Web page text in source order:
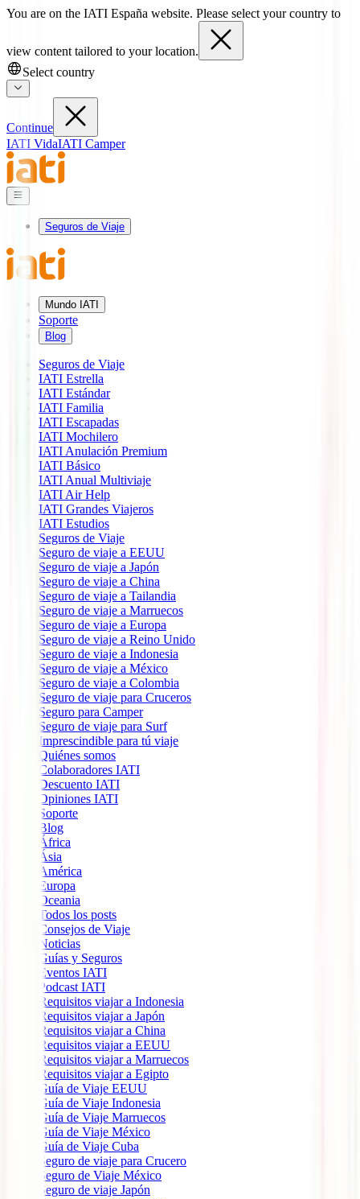
You are on the IATI España website. Please select your country to
view content tailored to your location.
Select country
Continue
IATI VidaIATI Camper
Seguros de Viaje
Mundo IATI
Soporte
Blog
Seguros de Viaje
IATI Estrella
IATI Estándar
IATI Familia
IATI Escapadas
IATI Mochilero
IATI Anulación Premium
IATI Básico
IATI Anual Multiviaje
IATI Air Help
IATI Grandes Viajeros
IATI Estudios
Seguros de Viaje
Seguro de viaje a EEUU
Seguro de viaje a Japón
Seguro de viaje a China
Seguro de viaje a Tailandia
Seguro de viaje a Marruecos
Seguro de viaje a Europa
Seguro de viaje a Reino Unido
Seguro de viaje a Indonesia
Seguro de viaje a México
Seguro de viaje a Colombia
Seguro de viaje para Cruceros
Seguro para Camper
Seguro de viaje para Surf
Imprescindible para tú viaje
Quiénes somos
Colaboradores IATI
Descuento IATI
Opiniones IATI
Soporte
Blog
África
Ásia
América
Europa
Oceania
Todos los posts
Consejos de Viaje
Noticias
Guías y Seguros
Eventos IATI
Podcast IATI
Requisitos viajar a Indonesia
Requisitos viajar a Japón
Requisitos viajar a China
Requisitos viajar a EEUU
Requisitos viajar a Marruecos
Requisitos viajar a Egipto
Guía de Viaje EEUU
Guía de Viaje Indonesia
Guía de Viaje Marruecos
Guía de Viaje México
Guía de Viaje Cuba
Seguro de viaje para Crucero
Seguro de Viaje México
Seguro de viaje Japón